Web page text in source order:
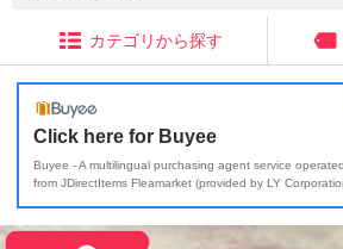
カテゴリから探す
Click here for Buyee
Buyee - A multilingual purchasing agent service
from JDirectItems Fleamarket (provided by LY